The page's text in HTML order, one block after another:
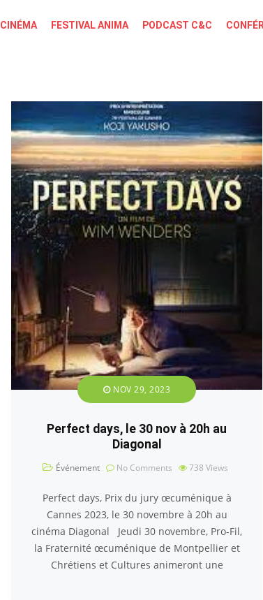
CINÉMA FESTIVAL ANIMA PODCAST C&C
NOV 29, 2023
Perfect days, le 30 nov à 20h au
Diagonal
Événement No Comments 738 Views
Perfect days, Prix du jury œcuménique à
Cannes 2023, le 30 novembre à 20h au
cinéma Diagonal Jeudi 30 novembre, Pro-Fil,
la Fraternité œcuménique de Montpellier et
Chrétiens et Cultures animeront une